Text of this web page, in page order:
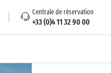
Centrale de réservation
+33 (0)4 11 32 90 00